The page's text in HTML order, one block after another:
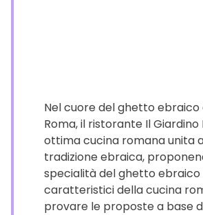
Nel cuore del ghetto ebraico
Roma, il ristorante Il
ottima cucina romana unita
tradizione ebraica,
specialità del ghetto
caratteristici della cucina
provare le proposte a base